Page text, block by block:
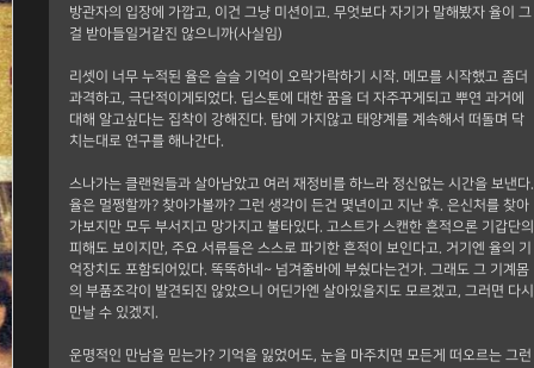
방관자의 입장에 가깝고, 이건 그냥 미션이고. 무엇보다 자기가 말해봤자 율이 그
걸 받아들일거같진 않으니까(사실임)
리셋이 너무 누적된 율은 슬슬 기억이 오락가락하기 시작. 메모를 시작했고 좀더
과격하고, 극단적이게되었다. 딥스톤에 대한 꿈을 더 자주꾸게되고 뿌연 과거에
대해 알고싶다는 집착이 강해진다. 탑에 가지않고 태양계를 계속해서 떠돌며 닥
치는대로 연구를 해나간다.
스나가는 클랜원들과 살아남았고 여러 재정비를 하느라 정신없는 시간을 보낸다.
율은 멀쩡할까? 찾아가볼까? 그런 생각이 든건 몇년이고 지난 후. 은신처를 찾아
가보지만 모두 부서지고 망가지고 불타있다. 고스트가 스캔한 흔적으론 기갑단의
피해도 보이지만, 주요 서류들은 스스로 파기한 흔적이 보인다고. 거기엔 율의 기
억장치도 포함되어있다. 똑똑하네~ 넘겨줄바에 부쉈다는건가. 그래도 그 기계몸
의 부품조각이 발견되진 않았으니 어딘가엔 살아있을지도 모르겠고, 그러면 다시
만날 수 있겠지.
운명적인 만남을 믿는가? 기억을 잃었어도, 눈을 마주치면 모든게 떠오르는 그런